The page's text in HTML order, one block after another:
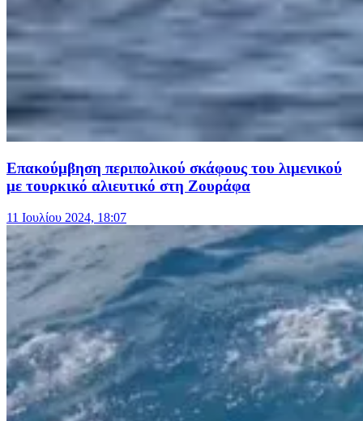
Επακούμβηση περιπολικού σκάφους του λιμενικού
με τουρκικό αλιευτικό στη Ζουράφα
11 Ιουλίου 2024, 18:07